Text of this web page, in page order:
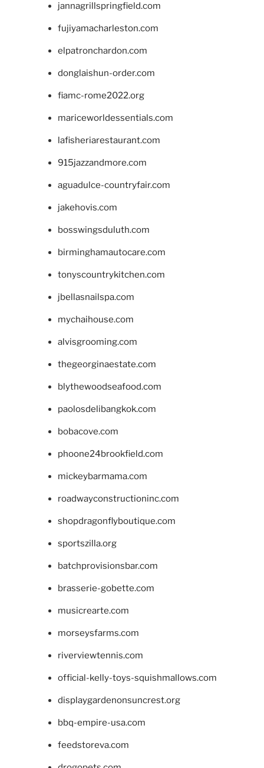
jannagrillspringfield.com
fujiyamacharleston.com
elpatronchardon.com
donglaishun-order.com
fiamc-rome2022.org
mariceworldessentials.com
lafisheriarestaurant.com
915jazzandmore.com
aguadulce-countryfair.com
jakehovis.com
bosswingsduluth.com
birminghamautocare.com
tonyscountrykitchen.com
jbellasnailspa.com
mychaihouse.com
alvisgrooming.com
thegeorginaestate.com
blythewoodseafood.com
paolosdelibangkok.com
bobacove.com
phoone24brookfield.com
mickeybarmama.com
roadwayconstructioninc.com
shopdragonflyboutique.com
sportszilla.org
batchprovisionsbar.com
brasserie-gobette.com
musicrearte.com
morseysfarms.com
riverviewtennis.com
official-kelly-toys-squishmallows.com
displaygardenonsuncrest.org
bbq-empire-usa.com
feedstoreva.com